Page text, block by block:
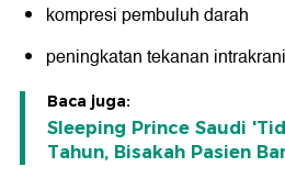
kompresi pembuluh darah
peningkatan tekanan
Baca juga:
Sleeping Prince Saudi
Tahun, Bisakah Pasien